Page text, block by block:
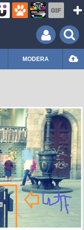
MODERA